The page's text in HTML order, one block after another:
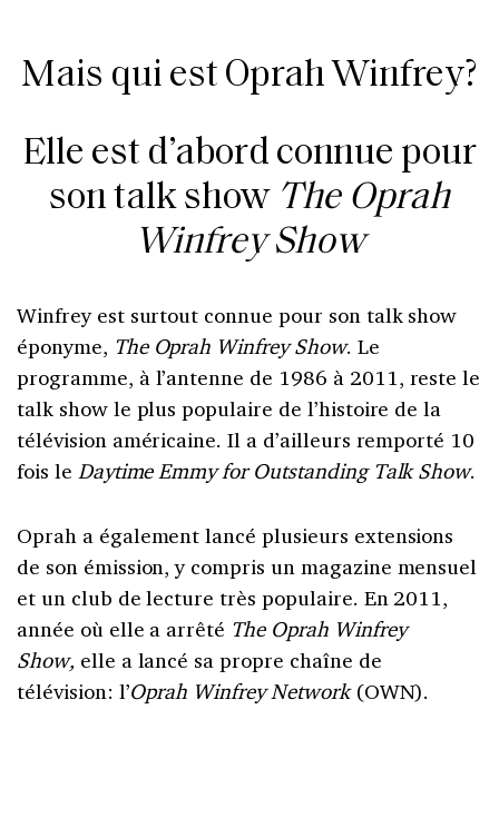
Mais qui est Oprah Winfrey?
Elle est d’abord connue pour
son talk show The Oprah
Winfrey Show
Winfrey est surtout connue pour son talk show
éponyme, The Oprah Winfrey Show. Le
programme, à l’antenne de 1986 à 2011, reste le
talk show le plus populaire de l’histoire de la
télévision américaine. Il a d’ailleurs remporté 10
fois le Daytime Emmy for Outstanding Talk Show.
Oprah a également lancé plusieurs extensions
de son émission, y compris un magazine mensuel
et un club de lecture très populaire. En 2011,
année où elle a arrêté The Oprah Winfrey
Show, elle a lancé sa propre chaîne de
télévision: l’Oprah Winfrey Network(OWN).